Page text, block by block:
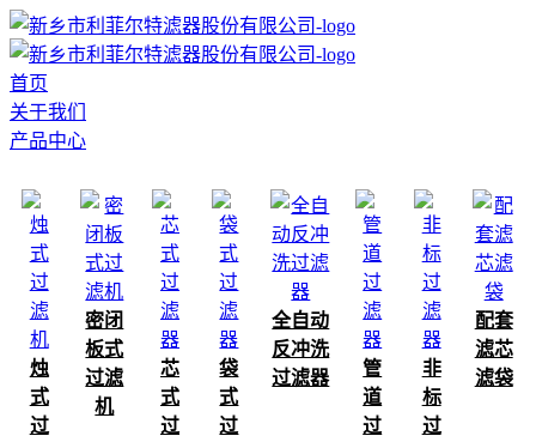
首页
关于我们
产品中心
烛
式
过
密闭
板式
过滤
机
芯
式
过
袋
式
过
全自动
反冲洗
过滤器
管
道
过
非
标
过
配套
滤芯
滤袋